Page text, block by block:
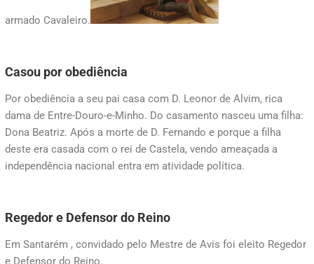
armado Cavaleiro.
Casou por obediência
Por obediência a seu pai casa com D. Leonor de Alvim, rica
dama de Entre-Douro-e-Minho. Do casamento nasceu uma filha:
Dona Beatriz. Após a morte de D. Fernando e porque a filha
deste era casada com o rei de Castela, vendo ameaçada a
independência nacional entra em atividade política.
Regedor e Defensor do Reino
Em Santarém , convidado pelo Mestre de Avis foi eleito Regedor
e Defensor do Reino.